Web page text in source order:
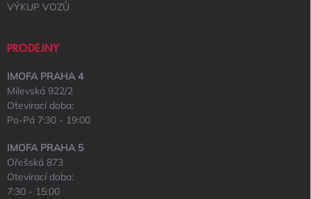
VÝKUP VOZŮ
PRODEJNY
IMOFA PRAHA 4
Milevská 922/2
Otevírací doba:
Po-Pá 7:30 - 19:00
IMOFA PRAHA 5
Ořešská 873
Otevírací doba:
7:30 - 15:00